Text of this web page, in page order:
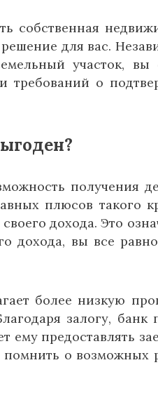
собственная
для вас.
участок, вы
требований о
получения
плюсов такого
дохода. Это
дохода, вы все
более низкую
залогу, банк
ему предоставлять
помнить о возможных